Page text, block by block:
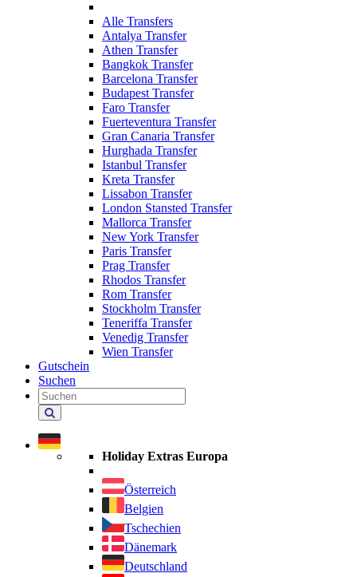
Alle Transfers
Antalya Transfer
Athen Transfer
Bangkok Transfer
Barcelona Transfer
Budapest Transfer
Faro Transfer
Fuerteventura Transfer
Gran Canaria Transfer
Hurghada Transfer
Istanbul Transfer
Kreta Transfer
Lissabon Transfer
London Stansted Transfer
Mallorca Transfer
New York Transfer
Paris Transfer
Prag Transfer
Rhodos Transfer
Rom Transfer
Stockholm Transfer
Teneriffa Transfer
Venedig Transfer
Wien Transfer
Gutschein
Suchen
Holiday
Extras
durchsuchen
Holiday Extras Europa
Österreich
Belgien
Tschechien
Dänemark
Deutschland